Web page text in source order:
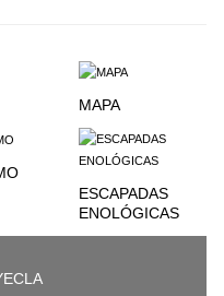
MAPA
ESCAPADAS
ENOLÓGICAS